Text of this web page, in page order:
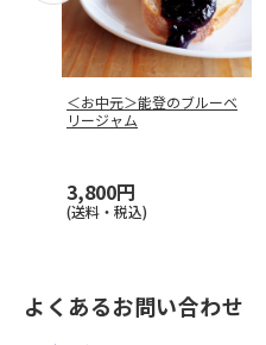
＜お中元＞能登のブルーベ
リージャム
3,800円
(送料・税込)
よくあるお問い合わせ